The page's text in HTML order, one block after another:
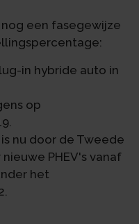
een fasegewijze
in hybride auto in
op
nu door de Tweede
PHEV's vanaf
het